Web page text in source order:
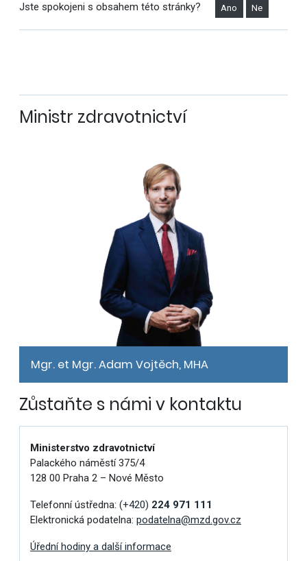
Jste spokojeni s obsahem této stránky? Ano Ne
Ministr zdravotnictví
Mgr. et Mgr. Adam Vojtěch, MHA
Zůstaňte s námi v kontaktu
Ministerstvo zdravotnictví
Palackého náměstí 375/4
128 00 Praha 2 – Nové Město
Telefonní ústředna: (+420) 224 971 111
Elektronická podatelna: podatelna@mzd.gov.cz
Úřední hodiny a další informace